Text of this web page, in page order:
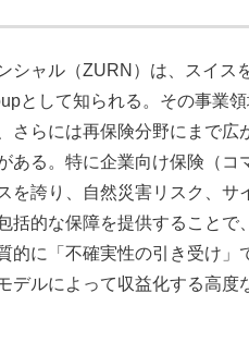
シャル（ZURN）は、スイス
として知られる。その事業
さらには再保険分野にまで
ある。特に企業向け保険（
を誇り、自然災害リスク、
括的な保障を提供することで
的に「不確実性の引き受け
デルによって収益化する高